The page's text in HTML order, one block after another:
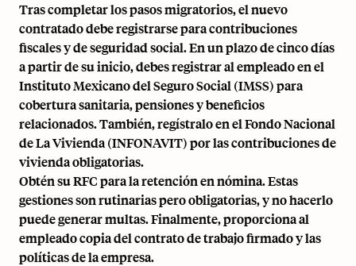
Tras completar los pasos migratorios, el nuevo
contratado debe registrarse para contribuciones
fiscales y de seguridad social. En un plazo de cinco días
a partir de su inicio, debes registrar al empleado en el
Instituto Mexicano del Seguro Social (IMSS) para
cobertura sanitaria, pensiones y beneficios
relacionados. También, regístralo en el Fondo Nacional
de La Vivienda (INFONAVIT) por las contribuciones de
vivienda obligatorias.
Obtén su RFC para la retención en nómina. Estas
gestiones son rutinarias pero obligatorias, y no hacerlo
puede generar multas. Finalmente, proporciona al
empleado copia del contrato de trabajo firmado y las
políticas de la empresa.